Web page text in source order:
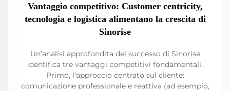
Vantaggio competitivo: Customer centricity,
tecnologia e logistica alimentano la crescita di
Sinorise
Un'analisi approfondita del successo di Sinorise
identifica tre vantaggi competitivi fondamentali.
Primo, l'approccio centrato sul cliente:
comunicazione professionale e reattiva (ad esempio,